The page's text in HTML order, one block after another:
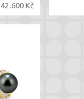
42.600 Kč